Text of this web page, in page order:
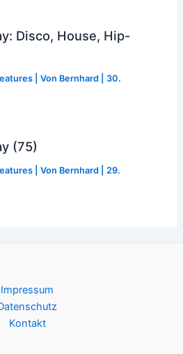
Disco, House, Hip-
| Von Bernhard |30.
(75)
| Von Bernhard |29.
Impressum
Kontakt